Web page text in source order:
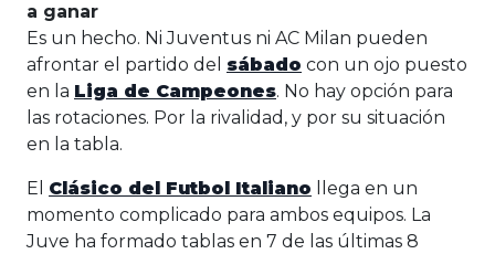
a ganar
Es un hecho. Ni Juventus ni AC Milan pueden
afrontar el partido del sábado con un ojo puesto
en la Liga de Campeones. No hay opción para
las rotaciones. Por la rivalidad, y por su situación
en la tabla.
El Clásico del Futbol Italiano llega en un
momento complicado para ambos equipos. La
Juve ha formado tablas en 7 de las últimas 8